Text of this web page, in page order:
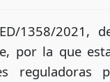
1358/2021,
por la que
reguladoras